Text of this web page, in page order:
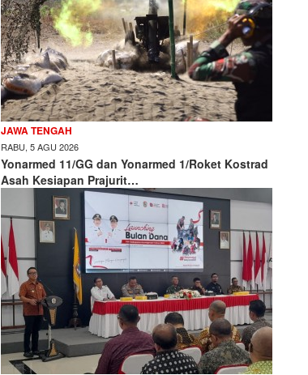
JAWA TENGAH
RABU, 5 AGU 2026
Yonarmed 11/GG dan Yonarmed 1/Roket Kostrad
Asah Kesiapan Prajurit…